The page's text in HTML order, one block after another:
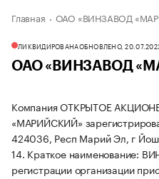
Главная ОАО «ВИНЗАВОД
ЛИКВИДИРОВАНАОБНОВЛЕНО,
ОАО «ВИНЗАВОД
Компания ОТКРЫТОЕ
«МАРИЙСКИЙ»
424036, Респ Марий Эл, г
14. Краткое наименование:
регистрации организации